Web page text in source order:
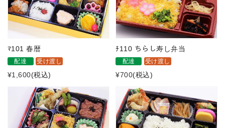
ﾏ101 春暦
配達 受け渡し
¥1,600(税込)
ﾁ110 ちらし寿し弁当
配達 受け渡し
¥700(税込)